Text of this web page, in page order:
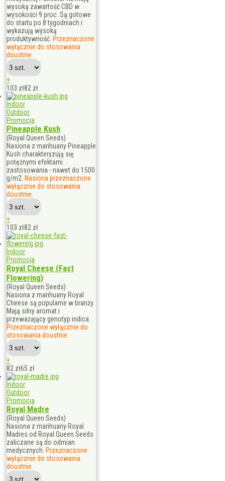
wysoką zawartość CBD w
wysokości 9 proc. Są gotowe
do startu po 8 tygodniach i
wykazują wysoką
produktywność. Przeznaczone
wyłącznie do stosowania
doustnie.
+
103 zł82 zł
Indoor
Outdoor
Promocja
Pineapple Kush
(Royal Queen Seeds)
Nasiona z marihuany Pineapple
Kush charakteryzują się
potężnymi efektami
zastosowania - nawet do 1500
g/m2. Nasiona przeznaczone
wyłącznie do stosowania
doustnie.
+
103 zł82 zł
Indoor
Promocja
Royal Cheese (Fast
Flowering)
(Royal Queen Seeds)
Nasiona z marihuany Royal
Cheese są popularne w branży.
Mają silny aromat i
przeważający genotyp indica.
Przeznaczone wyłącznie do
stosowania doustnie.
+
82 zł65 zł
Indoor
Outdoor
Promocja
Royal Madre
(Royal Queen Seeds)
Nasiona z marihuany Royal
Madres od Royal Queen Seeds
zaliczane są do odmian
medycznych. Przeznaczone
wyłącznie do stosowania
doustnie.